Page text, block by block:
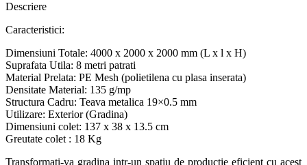
Descriere
Caracteristici:
Dimensiuni Totale: 4000 x 2000 x 2000 mm (L x l x H)
Suprafata Utila: 8 metri patrati
Material Prelata: PE Mesh (polietilena cu plasa inserata)
Densitate Material: 135 g/mp
Structura Cadru: Teava metalica 19×0.5 mm
Utilizare: Exterior (Gradina)
Dimensiuni colet: 137 x 38 x 13.5 cm
Greutate colet : 18 Kg
Transformati-va gradina intr-un spatiu de productie eficient cu acest